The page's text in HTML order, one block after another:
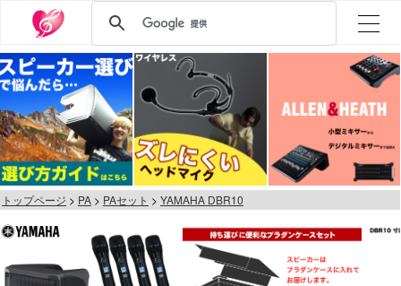
トップページ PA PAセット YAMAHA DBR10